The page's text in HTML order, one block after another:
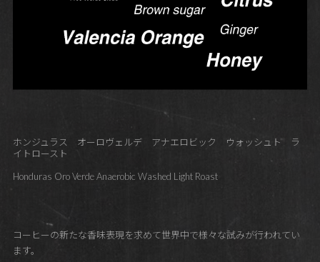
ホンジュラス オーロヴェルデ アナエロビック ウォッシュト ラ
イトロースト
Honduras Oro Verde Anaerobic Washed Light Roast
コーヒーの新たな香味表現を求めて世界中で様々な試みが行われてい
ます。